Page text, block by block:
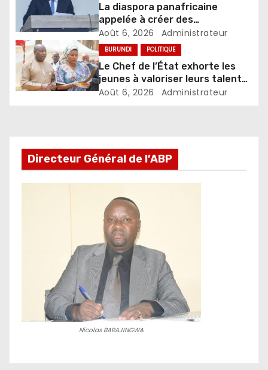
La diaspora panafricaine
appelée à créer des
mécanismes favorisant
l’investissement dans les pays
d’origine
Août 6, 2026 Administrateur
BURUNDI POLITIQUE
Le Chef de l’État exhorte les
jeunes à valoriser leurs talents
pour accélérer le
Août 6, 2026 Administrateur
Directeur Général de l’ABP
Nicolas BARAJINGWA